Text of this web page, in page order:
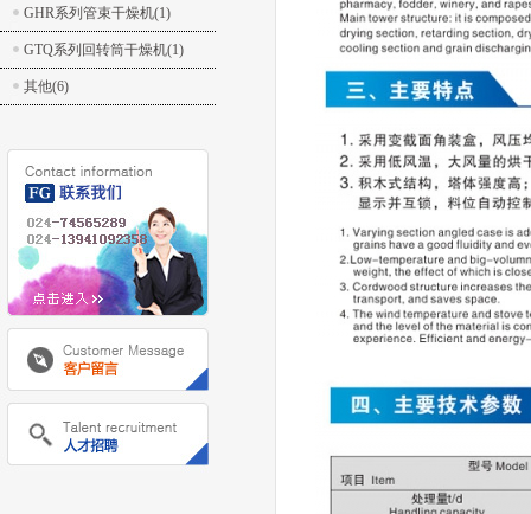
GHR系列管束干燥机(1)
GTQ系列回转筒干燥机(1)
其他(6)